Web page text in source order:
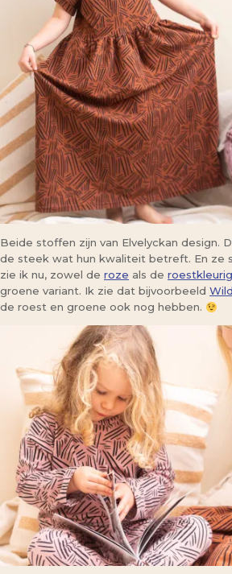
Beide stoffen zijn van Elvelyckan design.
de steek wat hun kwaliteit betreft. En ze
zie ik nu, zowel de roze als de
groene variant. Ik zie dat bijvoorbeeld
de roest en groene ook nog hebben.